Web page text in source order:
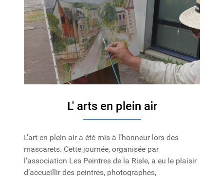
L' arts en plein air
L’art en plein air a été mis à l’honneur lors des
mascarets. Cette journée, organisée par
l’association Les Peintres de la Risle, a eu le plaisir
d’accueillir des peintres, photographes,